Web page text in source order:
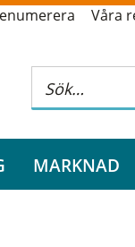
Våra
MARKNAD